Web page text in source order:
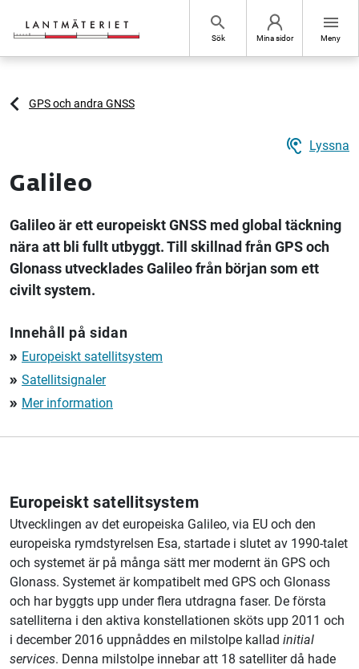
search
Sök Mina sidor
menu
Meny
GPS och andra GNSS
hearing Lyssna
Galileo
Galileo är ett europeiskt GNSS med global täckning
nära att bli fullt utbyggt. Till skillnad från GPS och
Glonass utvecklades Galileo från början som ett
civilt system.
Innehåll på sidan
double_arrow Europeiskt satellitsystem
double_arrow Satellitsignaler
double_arrow Mer information
Europeiskt satellitsystem
Utvecklingen av det europeiska Galileo, via EU och den
europeiska rymdstyrelsen Esa, startade i slutet av 1990-talet
och systemet är på många sätt mer modernt än GPS och
Glonass. Systemet är kompatibelt med GPS och Glonass
och har byggts upp under flera utdragna faser. De första
satelliterna i den aktiva konstellationen sköts upp 2011 och
i december 2016 uppnåddes en milstolpe kallad initial
services. Denna milstolpe innebar att 18 satelliter då hade